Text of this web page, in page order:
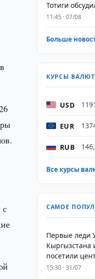
с
Тотиги
11:45 · 07/08
Больше
КУРСЫ ВАЛЮТ
USD
EUR
RUB
Все курсы
САМОЕ
Первые леди
Кыргызстана
посетили
15:30 · 31/07